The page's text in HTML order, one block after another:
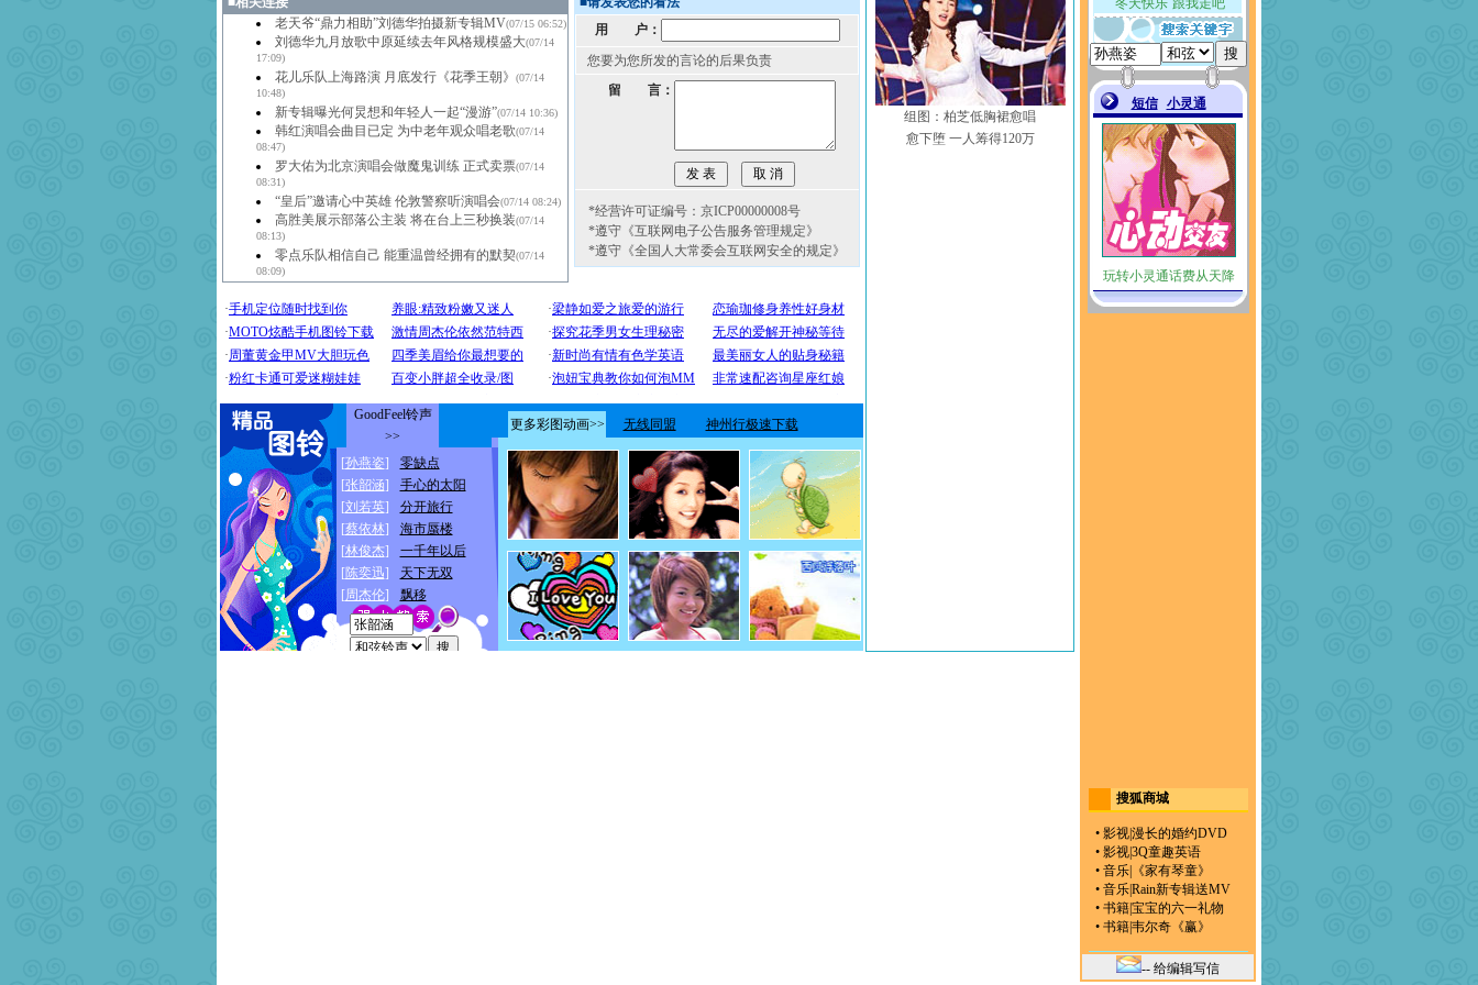
老天爷“鼎力相助”刘德华拍摄新专辑MV(07/15 06:52)
刘德华九月放歌中原延续去年风格规模盛大(07/14
17:09)
花儿乐队上海路演 月底发行《花季王朝》
(07/14
10:48)
新专辑曝光何炅想和年轻人一起“漫游”(07/14 10:36)
韩红演唱会曲目已定 为中老年观众唱老歌(07/14
08:47)
罗大佑为北京演唱会做魔鬼训练 正式卖票(07/14
08:31)
“皇后”邀请心中英雄 伦敦警察听演唱会(07/14 08:24)
高胜美展示部落公主装 将在台上三秒换装(07/14
08:13)
零点乐队相信自己 能重温曾经拥有的默契(07/14
08:09)
用 户：
您要为您所发的言论的后果负责
留 言：
*经营许可证编号：京ICP00000008号
*遵守《互联网电子公告服务管理规定》
*遵守《全国人大常委会互联网安全的规定》
组图：柏芝低胸裙愈唱
愈下堕 一人筹得120万
搜狐商城
• 影视漫长的婚约DVD
• 影视3Q童趣英语
• 音乐
《家有琴童》
• 音乐Rain新专辑送MV
• 书籍宝宝的六一礼物
• 书籍韦尔奇《赢》
-- 给编辑写信